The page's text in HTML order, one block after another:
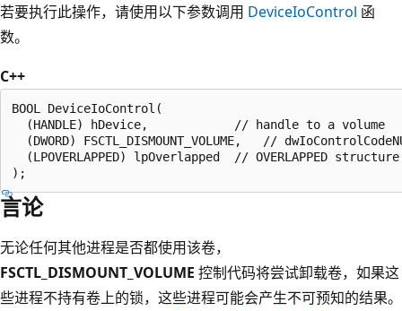
若要执行此操作，请使用以下参数调用 DeviceIoControl 函
数。
C++
BOOL DeviceIoControl(
  (HANDLE) hDevice,            // handle to a volume
(DWORD) FSCTL_DISMOUNT_VOLUME,   //
  (LPOVERLAPPED) lpOverlapped  // OVERLAPPED structure
);
言论
无论任何其他进程是否都使用该卷，
FSCTL_DISMOUNT_VOLUME 控制代码将尝试卸载卷，如果这
些进程不持有卷上的锁，这些进程可能会产生不可预知的结果。